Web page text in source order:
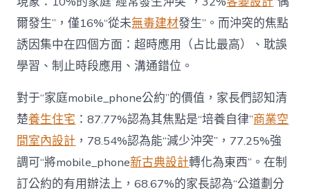
爾發生”，僅16%“從未無毒建材發生”。而沖突的焦點
誘因集中在四個方面：超時應用（占比最高）、耽誤
學習、制止時段應用、溝通錯位。
對于“家庭mobile_phone公約”的價值，家長們認知清
楚養生住宅 ：87.77%認為其焦點是“培養自律”商業空
間室內設計 ，78.54%認為能“減少沖突”，77.25%強
調可“將mobile_phone新古典設計轉化為東西”。在制
訂公約的有用辦法上，68.67%的家長認為“公道劃分